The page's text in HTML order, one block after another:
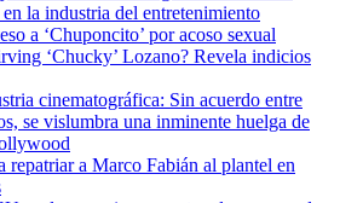
la industria del entretenimiento
a ‘Chuponcito’ por acoso sexual
‘Chucky’ Lozano? Revela indicios
cinematográfica: Sin acuerdo entre
se vislumbra una inminente huelga de
repatriar a Marco Fabián al plantel en